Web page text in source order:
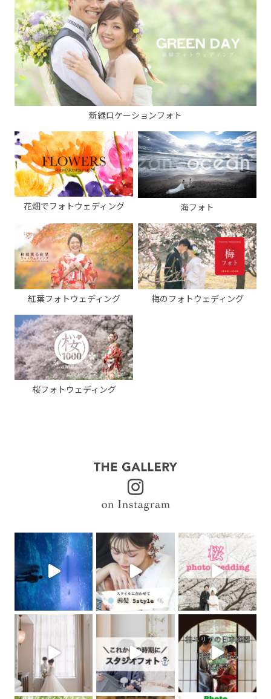
新緑ロケーションフォト
花畑でフォトウェディング 海フォト
紅葉フォトウェディング 梅のフォトウェディング
桜フォトウェディング